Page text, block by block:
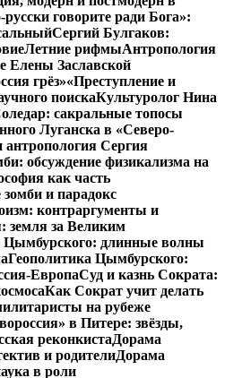
русски говорите ради Бога»:
Сергий Булгаков:
Летние рифмыАнтропология
Елены Заславской
грёз»«Преступление и
поискаКультуролог Нина
сакральные топосы
Луганска в «Северо-
антропология Сергия
обсуждение физикализма на
как часть
и парадокс
контраргументы и
земля за Великим
Цымбурского: длинные волны
Геополитика Цымбурского:
ЕвропаСуд и казнь Сократа:
Как Сократ учит делать
на рубеже
в Питере: звёзды,
реконкистаДорама
и родителиДорама
в роли